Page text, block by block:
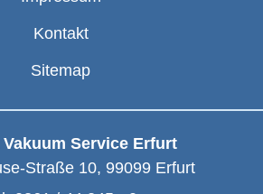
Kontakt
Sitemap
Vakuum Service Erfurt
Straße 10, 99099 Erfurt